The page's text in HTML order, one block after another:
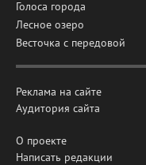
Голоса города
Лесное озеро
Весточка с передовой
Реклама на сайте
Аудитория сайта
О проекте
Написать редакции